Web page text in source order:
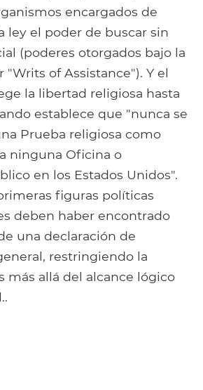
encargados de
ley el poder de buscar sin
(poderes otorgados bajo la
"Writs of Assistance"). Y el
la libertad religiosa hasta
establece que "nunca se
Prueba religiosa como
ninguna Oficina o
en los Estados Unidos".
figuras políticas
deben haber encontrado
una declaración de
restringiendo la
más allá del alcance lógico